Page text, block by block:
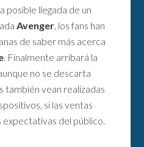
posible llegada de un
Avenger, los fans han
de saber más acerca
. Finalmente arribará la
no se descarta
también vean realizadas
si las ventas
expectativas del público.